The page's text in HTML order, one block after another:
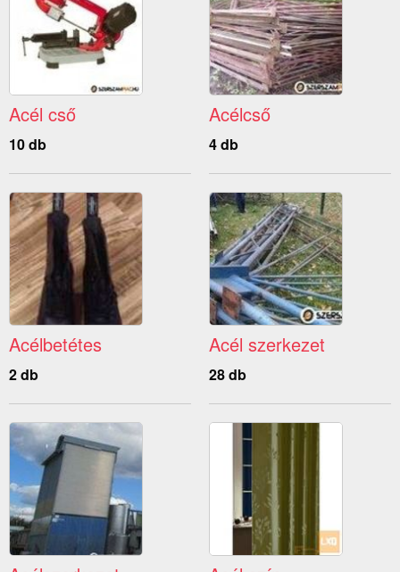
Acél cső
10 db
Acélcső
4 db
Acélbetétes
2 db
Acél szerkezet
28 db